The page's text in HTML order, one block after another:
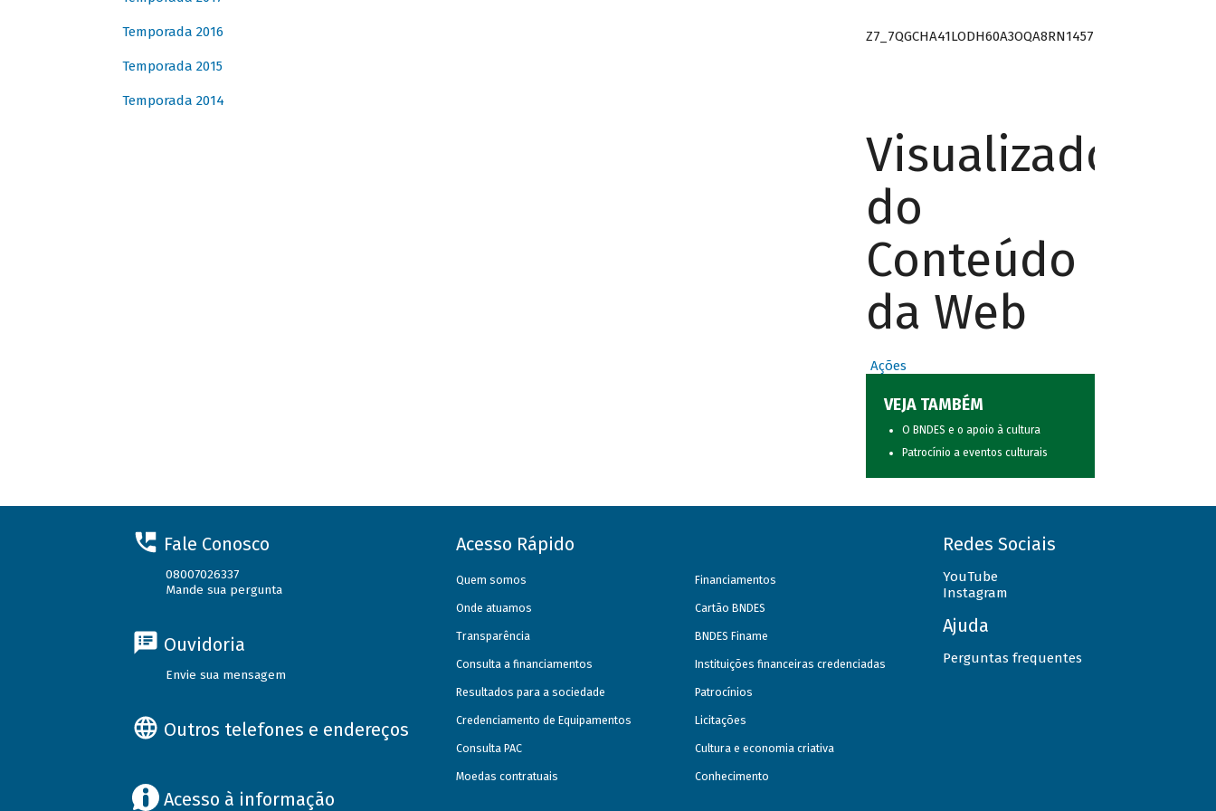
Temporada 2016
Temporada 2015
Temporada 2014
Z7_7QGCHA41LODH60A3OQA8RN1457
Visualizador
do
Conteúdo
da Web
Ações
VEJA TAMBÉM
O BNDES e o apoio à cultura
Patrocínio a eventos culturais
Fale Conosco
08007026337
Mande sua pergunta
Ouvidoria
Envie sua mensagem
Outros telefones e endereços
Acesso à informação
Acesso Rápido
Quem somos
Onde atuamos
Transparência
Consulta a financiamentos
Resultados para a sociedade
Credenciamento de Equipamentos
Consulta PAC
Moedas contratuais
Financiamentos
Cartão BNDES
BNDES Finame
Instituições financeiras credenciadas
Patrocínios
Licitações
Cultura e economia criativa
Conhecimento
Redes Sociais
YouTube
Instagram
Ajuda
Perguntas frequentes